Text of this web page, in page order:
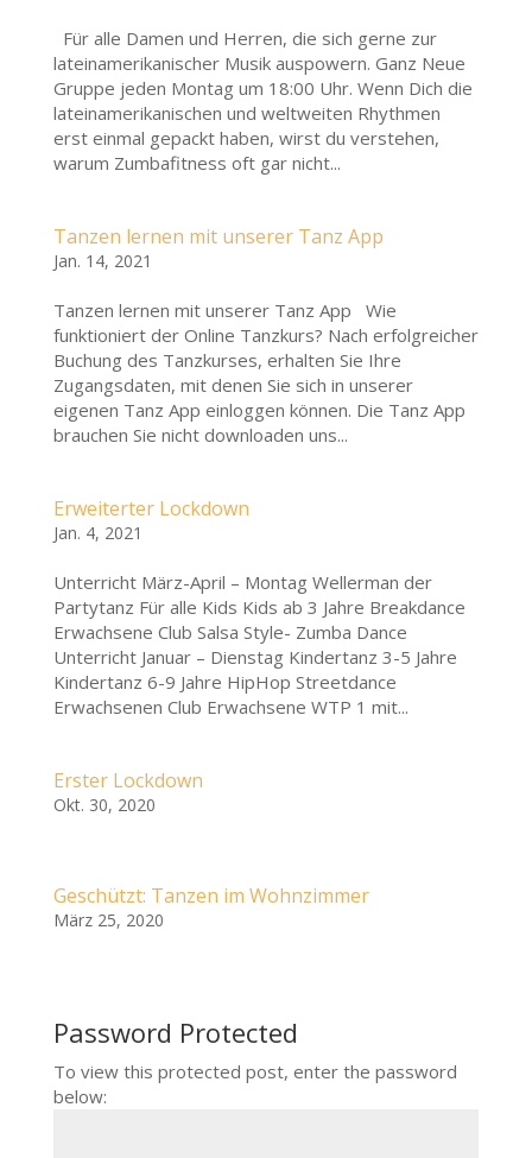
Für alle Damen und Herren, die sich gerne zur
lateinamerikanischer Musik auspowern. Ganz Neue
Gruppe jeden Montag um 18:00 Uhr. Wenn Dich die
lateinamerikanischen und weltweiten Rhythmen
erst einmal gepackt haben, wirst du verstehen,
warum Zumbafitness oft gar nicht...
Tanzen lernen mit unserer Tanz App
Jan. 14, 2021
Tanzen lernen mit unserer Tanz App Wie
funktioniert der Online Tanzkurs? Nach erfolgreicher
Buchung des Tanzkurses, erhalten Sie Ihre
Zugangsdaten, mit denen Sie sich in unserer
eigenen Tanz App einloggen können. Die Tanz App
brauchen Sie nicht downloaden uns...
Erweiterter Lockdown
Jan. 4, 2021
Unterricht März-April – Montag Wellerman der
Partytanz Für alle Kids Kids ab 3 Jahre Breakdance
Erwachsene Club Salsa Style- Zumba Dance
Unterricht Januar – Dienstag Kindertanz 3-5 Jahre
Kindertanz 6-9 Jahre HipHop Streetdance
Erwachsenen Club Erwachsene WTP 1 mit...
Erster Lockdown
Okt. 30, 2020
Geschützt: Tanzen im Wohnzimmer
März 25, 2020
Password Protected
To view this protected post, enter the password
below: